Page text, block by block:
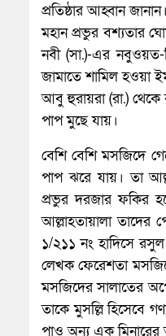
প্রতিষ্ঠার আহ্বান
মহান প্রভুর বশ্যতার
নবী (সা.)-এর নবুওয়ত-
জামাতে শামিল হওয়া
আবু হুরায়রা (রা.) থেকে
পাপ মুছে যায়।
বেশি বেশি মসজিদে
পাপ ঝরে যায়। তা
প্রভুর দরজার ফকির
আল্লাহতায়ালা
১/২১১ নং হাদিসে
লেখক ফেরেশতা
মসজিদের সালাতের
তাকে মুসল্লি হিসেবে
পাও অন্য এক